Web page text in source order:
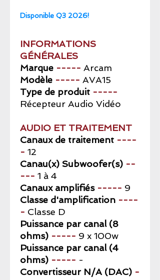
Disponible Q3 2026!
INFORMATIONS
GÉNÉRALES
Marque ----- Arcam
Modèle ----- AVA15
Type de produit -----
Récepteur Audio Vidéo
AUDIO ET TRAITEMENT
Canaux de traitement ----
- 12
Canau(x) Subwoofer(s) --
--- 1 à 4
Canaux amplifiés ----- 9
Classe d'amplification ----
- Classe D
Puissance par canal (8
ohms) ----- 9 x 100w
Puissance par canal (4
ohms) ----- -
Convertisseur N/A (DAC) -